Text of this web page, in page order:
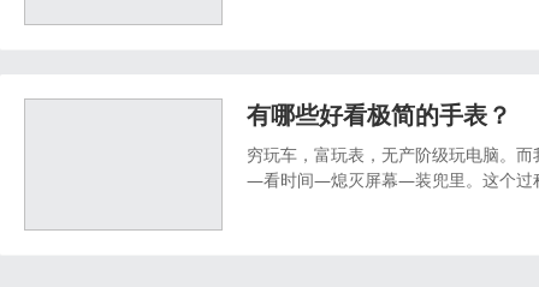
有哪些好看极简的手表？
穷玩车，富玩表，无产阶级玩电脑。
—看时间—熄灭屏幕—装兜里。这个过